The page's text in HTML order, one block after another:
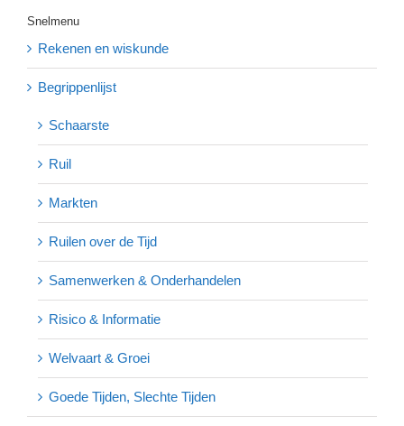
Snelmenu
Rekenen en wiskunde
Begrippenlijst
Schaarste
Ruil
Markten
Ruilen over de Tijd
Samenwerken & Onderhandelen
Risico & Informatie
Welvaart & Groei
Goede Tijden, Slechte Tijden